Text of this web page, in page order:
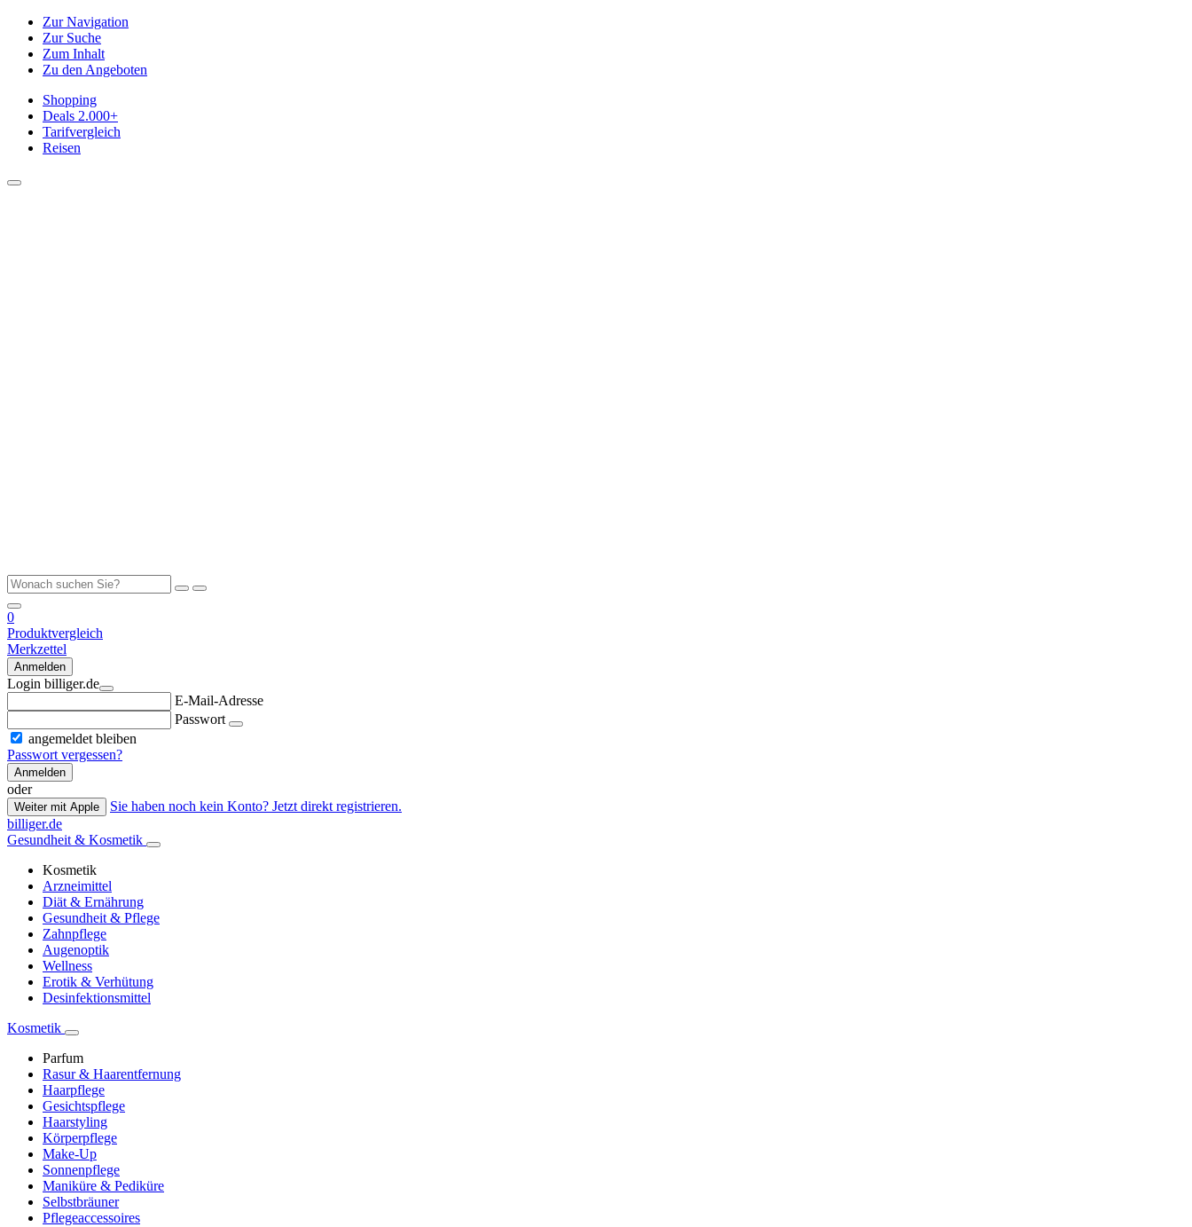
Zur Navigation
Zur Suche
Zum Inhalt
Zu den Angeboten
Shopping
Deals 2.000+
Tarifvergleich
Reisen
0
Produktvergleich
Merkzettel
Anmelden
Login billiger.de
E-Mail-Adresse
Passwort
angemeldet bleiben
Passwort vergessen?
Anmelden
oder
Weiter mit Apple
Sie haben noch kein Konto? Jetzt direkt registrieren.
billiger.de
Gesundheit & Kosmetik
Kosmetik
Arzneimittel
Diät & Ernährung
Gesundheit & Pflege
Zahnpflege
Augenoptik
Wellness
Erotik & Verhütung
Desinfektionsmittel
Kosmetik
Parfum
Rasur & Haarentfernung
Haarpflege
Gesichtspflege
Haarstyling
Körperpflege
Make-Up
Sonnenpflege
Maniküre & Pediküre
Selbstbräuner
Pflegeaccessoires